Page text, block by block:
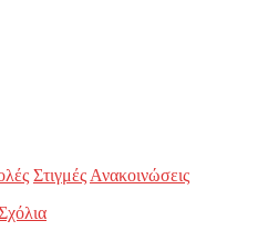
Στιγμές Ανακοινώσεις